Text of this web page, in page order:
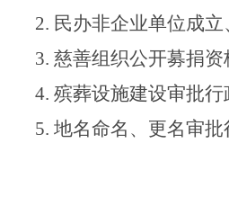
2. 民办非企业单位成
3. 慈善组织公开募捐
4. 殡葬设施建设审批
5. 地名命名、更名审